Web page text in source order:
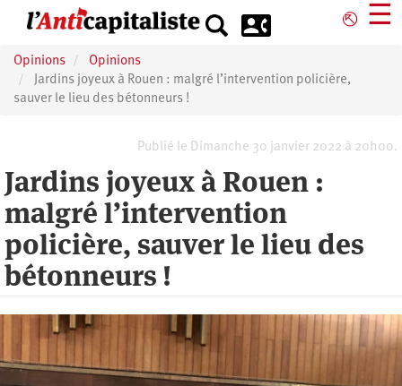
principal
⎋ ☰
Opinions
Opinions
Jardins joyeux à Rouen : malgré l’intervention policière,
sauver le lieu des bétonneurs !
Publié le Dimanche 30 janvier 2022 à 20h00.
Jardins joyeux à Rouen :
malgré l’intervention
policière, sauver le lieu des
bétonneurs !